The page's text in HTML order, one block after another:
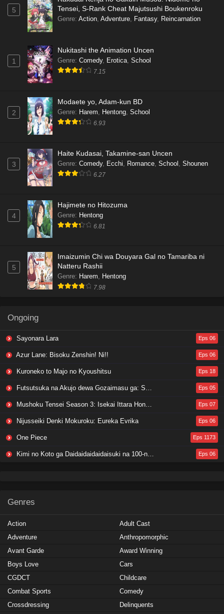
5
Tensei, S-Rank Cheat Majutsushi Boukenroku
Genre: Action, Adventure, Fantasy, Reincarnation
1
Nukitashi the Animation Uncen
Genre: Comedy, Erotica, School
7.15
2
Modaete yo, Adam-kun BD
Genre: Harem, Hentong, School
6.93
3
Haite Kudasai, Takamine-san Uncen
Genre: Comedy, Ecchi, Romance, School , Shounen
6.27
4
Hajimete no Hitozuma
Genre: Hentong
6.81
5
Imaizumin Chi wa Douyara Gal no Tamariba ni
Natteru Rashii
Genre: Harem, Hentong
7.98
Ongoing
Sayonara Lara Eps 06
Azur Lane: Bisoku Zenshin! Ni!! Eps 06
Kuroneko to Majo no Kyoushitsu Eps 18
Futsutsuka na Akujo dewa Gozaimasu ga: Suuguu Chouso Torikae Den Eps 05
Mushoku Tensei Season 3: Isekai Ittara Honki Dasu Eps 07
Nijusseiki Denki Mokuroku: Eureka Evrika Eps 06
One Piece Eps 1173
Kimi no Koto ga Daidaidaidaidaisuki na 100-nin no Kanojo 3rd Season Eps 06
Genres
Action
Adult Cast
Adventure
Anthropomorphic
Avant Garde
Award Winning
Boys Love
Cars
CGDCT
Childcare
Combat Sports
Comedy
Crossdressing
Delinquents